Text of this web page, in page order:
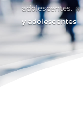
adolescentes. 9
y adolescentes